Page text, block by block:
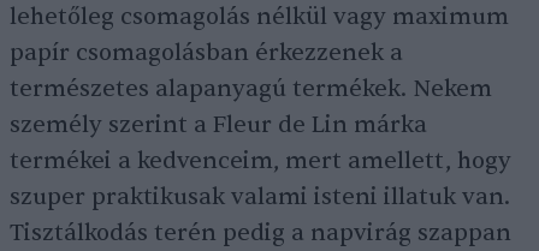
lehetőleg csomagolás nélkül vagy maximum
papír csomagolásban érkezzenek a
természetes alapanyagú termékek. Nekem
személy szerint a Fleur de Lin márka
termékei a kedvenceim, mert amellett, hogy
szuper praktikusak valami isteni illatuk van.
Tisztálkodás terén pedig a napvirág szappan